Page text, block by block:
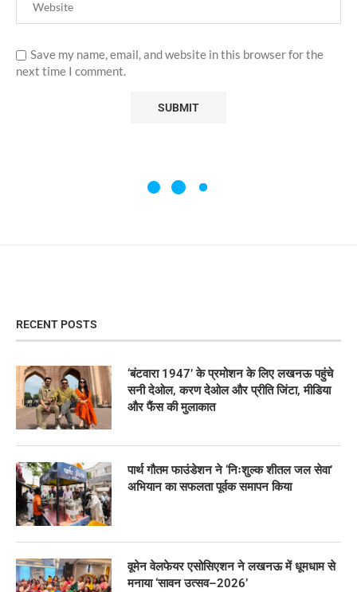
Save my name, email, and website in this browser for the
next time I comment.
RECENT POSTS
‘बंटवारा 1947’ के प्रमोशन के लिए लखनऊ पहुंचे
सनी देओल, करण देओल और प्रीति जिंटा, मीडिया
और फैंस की मुलाकात
पार्थ गौतम फाउंडेशन ने ‘निःशुल्क शीतल जल सेवा’
अभियान का सफलता पूर्वक समापन किया
वूमेन वेलफेयर एसोसिएशन ने लखनऊ में धूमधाम से
मनाया ‘सावन उत्सव–2026’